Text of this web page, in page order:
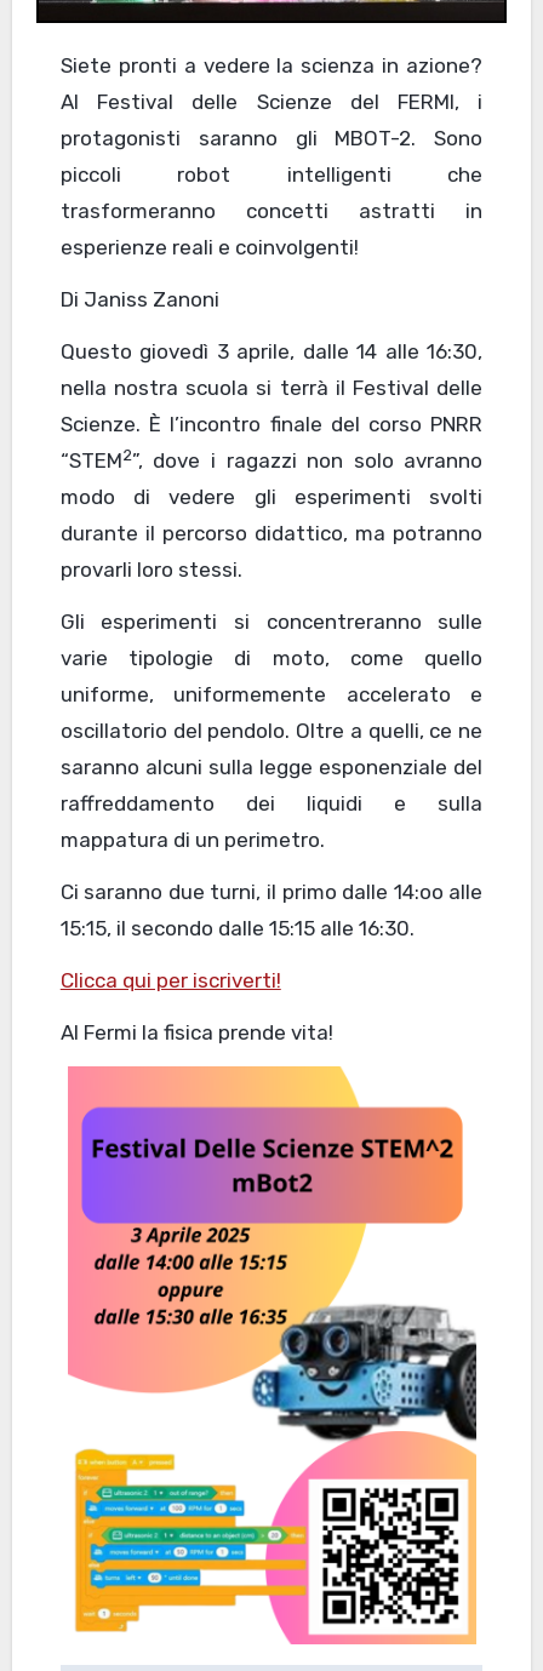
Siete pronti a vedere la scienza in azione?
Al Festival delle Scienze del FERMI, i
protagonisti saranno gli MBOT-2. Sono
piccoli robot intelligenti che
trasformeranno concetti astratti in
esperienze reali e coinvolgenti!
Di Janiss Zanoni
Questo giovedì 3 aprile, dalle 14 alle 16:30,
nella nostra scuola si terrà il Festival delle
Scienze. È l’incontro finale del corso PNRR
“STEM2”, dove i ragazzi non solo avranno
modo di vedere gli esperimenti svolti
durante il percorso didattico, ma potranno
provarli loro stessi.
Gli esperimenti si concentreranno sulle
varie tipologie di moto, come quello
uniforme, uniformemente accelerato e
oscillatorio del pendolo. Oltre a quelli, ce ne
saranno alcuni sulla legge esponenziale del
raffreddamento dei liquidi e sulla
mappatura di un perimetro.
Ci saranno due turni, il primo dalle 14:oo alle
15:15, il secondo dalle 15:15 alle 16:30.
Clicca qui per iscriverti!
Al Fermi la fisica prende vita!